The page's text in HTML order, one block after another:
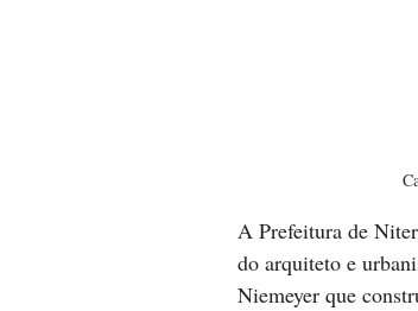
A Prefeitura de
do arquiteto e
Niemeyer que